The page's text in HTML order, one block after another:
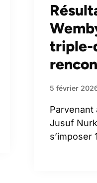
triple-
5 février
Jusuf
s’imposer